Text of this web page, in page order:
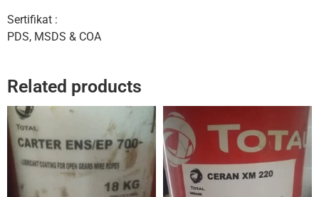
Sertifikat :
PDS, MSDS & COA
Related products